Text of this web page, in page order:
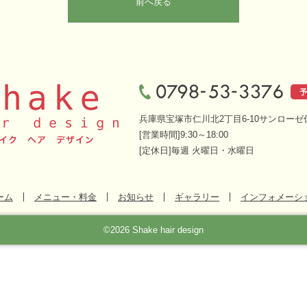
兵庫県宝塚市仁川北2丁目6-10サンローゼ
[営業時間]9:30～18:00
[定休日]毎週 火曜日・水曜日
ム メニュー・料金 お知らせ ギャラリー インフォメーシ
©2026 Shake hair design